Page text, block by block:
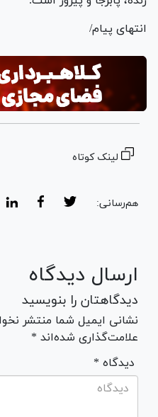
انتهای پیام/
لینک کوتاه
هم‌رسانی:
ارسال دیدگاه
دیدگاهتان را بنویسید
نشانی ایمیل شما منتشر
علامت‌گذاری شده‌اند *
* دیدگاه